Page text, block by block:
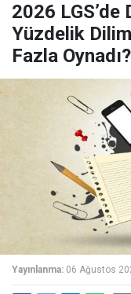
2026
Yüzdelik
Fazla Oynadı?
Yayınlanma: 06 Ağustos